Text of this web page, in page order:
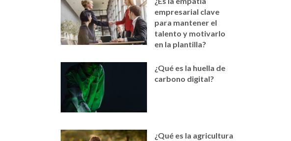
empresarial clave
para mantener el
talento y motivarlo
en la plantilla?
¿Qué es la huella de
carbono digital?
¿Qué es la agricultura